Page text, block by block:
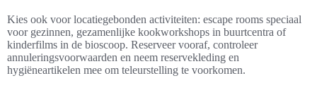
Kies ook voor locatiegebonden activiteiten: escape rooms speciaal
voor gezinnen, gezamenlijke kookworkshops in buurtcentra of
kinderfilms in de bioscoop. Reserveer vooraf, controleer
annuleringsvoorwaarden en neem reservekleding en
hygiëneartikelen mee om teleurstelling te voorkomen.